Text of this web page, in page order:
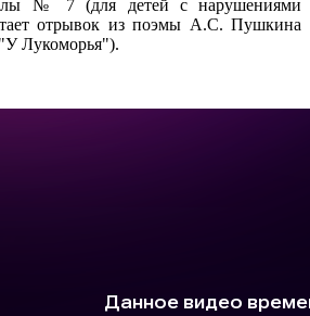
№ 7 (для детей с нарушениями
отрывок из поэмы А.С. Пушкина
Лукоморья").